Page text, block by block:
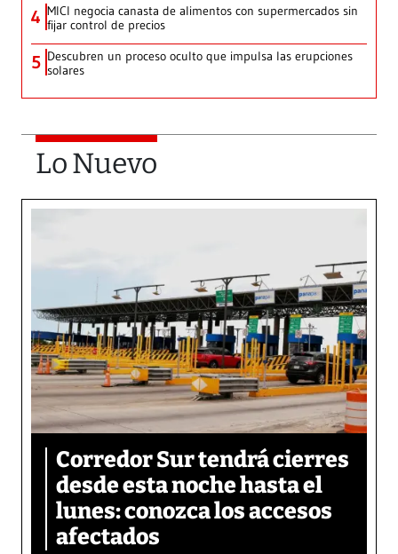
4 MICI negocia canasta de alimentos con supermercados sin
fijar control de precios
5 Descubren un proceso oculto que impulsa las erupciones
solares
Lo Nuevo
Corredor Sur tendrá cierres
desde esta noche hasta el
lunes: conozca los accesos
afectados